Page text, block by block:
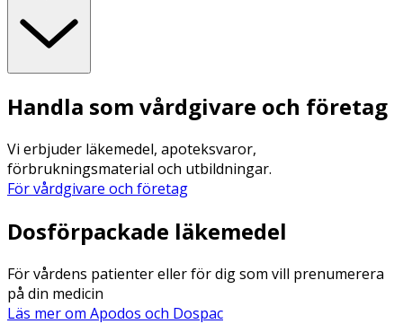
Handla som vårdgivare och företag
Vi erbjuder läkemedel, apoteksvaror,
förbrukningsmaterial och utbildningar.
För vårdgivare och företag
Dosförpackade läkemedel
För vårdens patienter eller för dig som vill prenumerera
på din medicin
Läs mer om Apodos och Dospac